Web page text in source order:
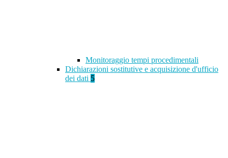
Monitoraggio tempi procedimentali
Dichiarazioni sostitutive e acquisizione d'ufficio
dei dati 5